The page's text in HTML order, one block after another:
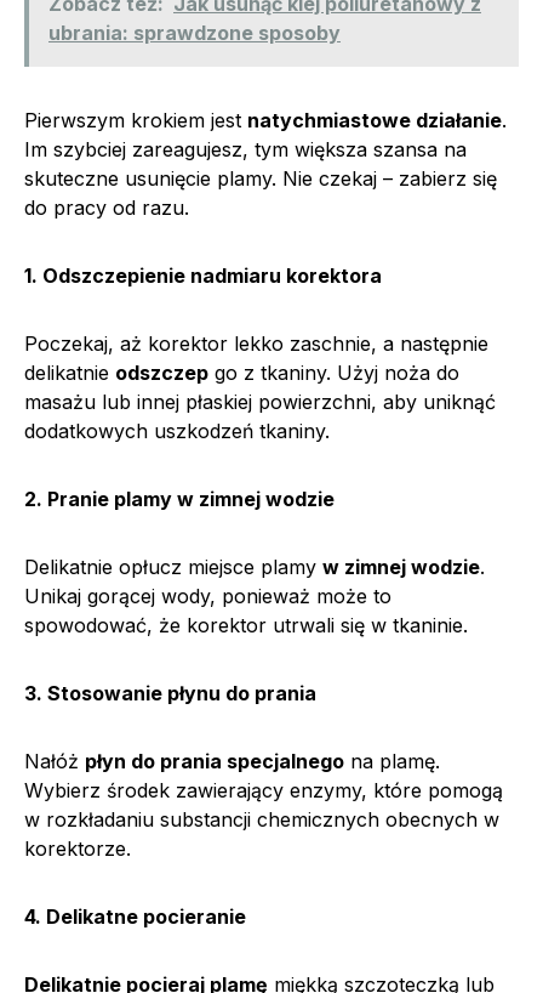
ubrania: sprawdzone sposoby
Pierwszym krokiem jest natychmiastowe działanie.
Im szybciej zareagujesz, tym większa szansa na
skuteczne usunięcie plamy. Nie czekaj – zabierz się
do pracy od razu.
1. Odszczepienie nadmiaru korektora
Poczekaj, aż korektor lekko zaschnie, a następnie
delikatnie odszczep go z tkaniny. Użyj noża do
masażu lub innej płaskiej powierzchni, aby uniknąć
dodatkowych uszkodzeń tkaniny.
2. Pranie plamy w zimnej wodzie
Delikatnie opłucz miejsce plamy w zimnej wodzie.
Unikaj gorącej wody, ponieważ może to
spowodować, że korektor utrwali się w tkaninie.
3. Stosowanie płynu do prania
Nałóż płyn do prania specjalnego na plamę.
Wybierz środek zawierający enzymy, które pomogą
w rozkładaniu substancji chemicznych obecnych w
korektorze.
4. Delikatne pocieranie
Delikatnie pocieraj plamę miękką szczoteczką lub